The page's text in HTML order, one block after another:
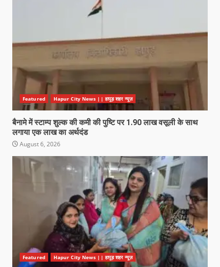
Featured Hapur City News || हापुड़ शहर न्यूज़
बैनामे में स्टाम्प शुल्क की कमी की पुष्टि पर 1.90 लाख वसूली के साथ
लगाया एक लाख का अर्थदंड
August 6, 2026
Featured Hapur City News || हापुड़ शहर न्यूज़